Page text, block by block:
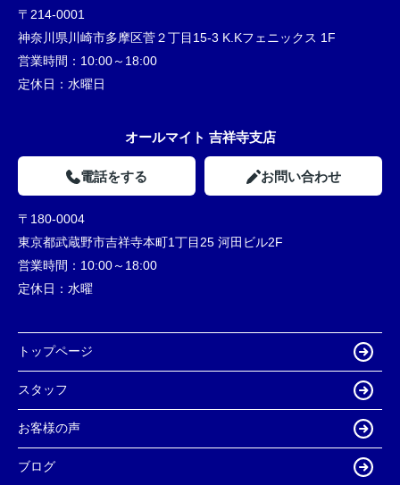
〒214-0001
神奈川県川崎市多摩区菅２丁目15-3 K.Kフェニックス 1F
営業時間： 10:00～18:00
定休日： 水曜日
オールマイト 吉祥寺支店
電話をする お問い合わせ
〒180-0004
東京都武蔵野市吉祥寺本町1丁目25 河田ビル2F
営業時間： 10:00～18:00
定休日： 水曜
トップページ
スタッフ
お客様の声
ブログ